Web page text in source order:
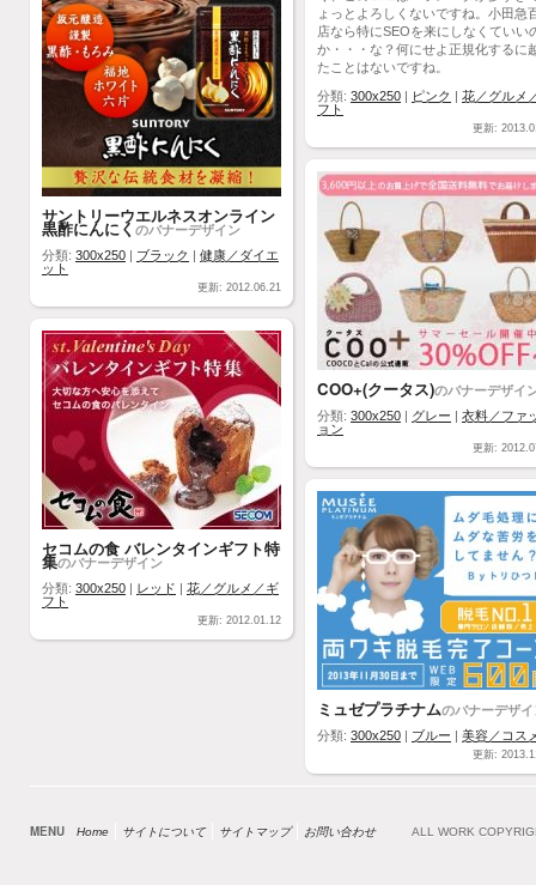
ょっとよろしくないですね。小田急
店なら特にSEOを来にしなくていい
か・・・な？何にせよ正規化するに
たことはないですね。
分類: 300x250 ピンク
花／グルメ
フト
更新:
サントリーウエルネスオンライン
黒酢にんにく のバナーデザイン
分類: 300x250 ブラック
健康／ダイエ
ット
更新: 2012.06.21
COO+(クータス)のバナーデザイ
分類: 300x250 グレー
衣料／ファ
ョン
更新:
セコムの食 バレンタインギフト特
集のバナーデザイン
分類: 300x250 レッド
花／グルメ／ギ
フト
更新: 2012.01.12
ミュゼプラチナムのバナーデザ
分類: 300x250 ブルー 美容／コス
更新:
MENU Home サイトについて サイトマップ お問い合わせ ALL WORK